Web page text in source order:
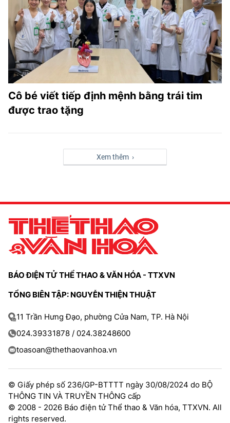
Cô bé viết tiếp định mệnh bằng trái tim
được trao tặng
Xem thêm ›
BÁO ĐIỆN TỬ THỂ THAO & VĂN HÓA - TTXVN
TỔNG BIÊN TẬP: NGUYỄN THIỆN THUẬT
11 Trần Hưng Đạo, phường Cửa Nam, TP. Hà Nội
024.39331878 / 024.38248600
toasoan@thethaovanhoa.vn
© Giấy phép số 236/GP-BTTTT ngày 30/08/2024 do BỘ
THÔNG TIN VÀ TRUYỀN THÔNG cấp
© 2008 - 2026 Báo điện tử Thể thao & Văn hóa, TTXVN. All
rights reserved.